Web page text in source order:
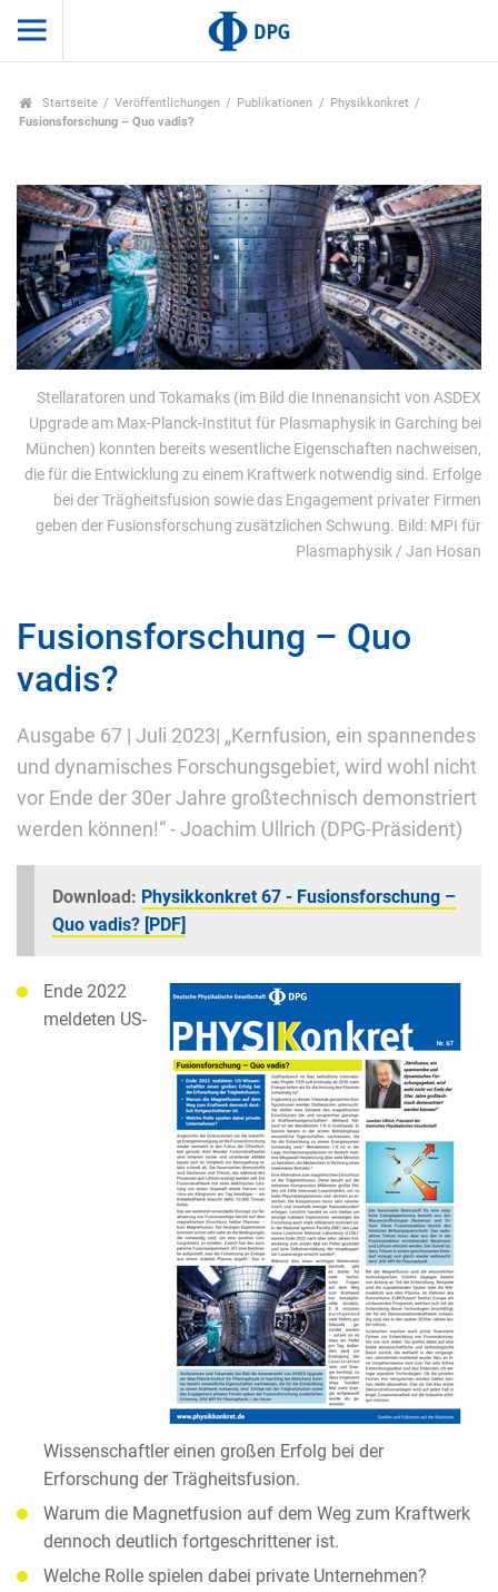
Startseite Veröffentlichungen Publikationen
Physikkonkret
Fusionsforschung – Quo vadis?
Stellaratoren und Tokamaks (im Bild die Innenansicht von ASDEX
Upgrade am Max-Planck-Institut für Plasmaphysik in Garching bei
München) konnten bereits wesentliche Eigenschaften nachweisen,
die für die Entwicklung zu einem Kraftwerk notwendig sind. Erfolge
bei der Trägheitsfusion sowie das Engagement privater Firmen
geben der Fusionsforschung zusätzlichen Schwung. Bild: MPI für
Plasmaphysik / Jan Hosan
Fusionsforschung – Quo
vadis?
Ausgabe 67 | Juli 2023| „Kernfusion, ein spannendes
und dynamisches Forschungsgebiet, wird wohl nicht
vor Ende der 30er Jahre großtechnisch demonstriert
werden können!“ - Joachim Ullrich (DPG-Präsident)
Download: Physikkonkret 67 - Fusionsforschung –
Quo vadis? [PDF]
Ende 2022
meldeten US-
Wissenschaftler einen großen Erfolg bei der
Erforschung der Trägheitsfusion.
Warum die Magnetfusion auf dem Weg zum Kraftwerk
dennoch deutlich fortgeschrittener ist.
Welche Rolle spielen dabei private Unternehmen?